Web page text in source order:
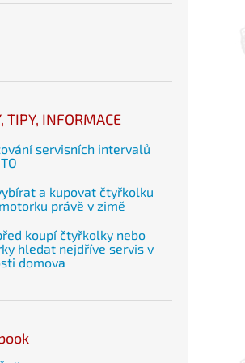
TIPY, INFORMACE
servisních intervalů
a kupovat čtyřkolku
právě v zimě
koupí čtyřkolky nebo
hledat nejdříve servis v
domova